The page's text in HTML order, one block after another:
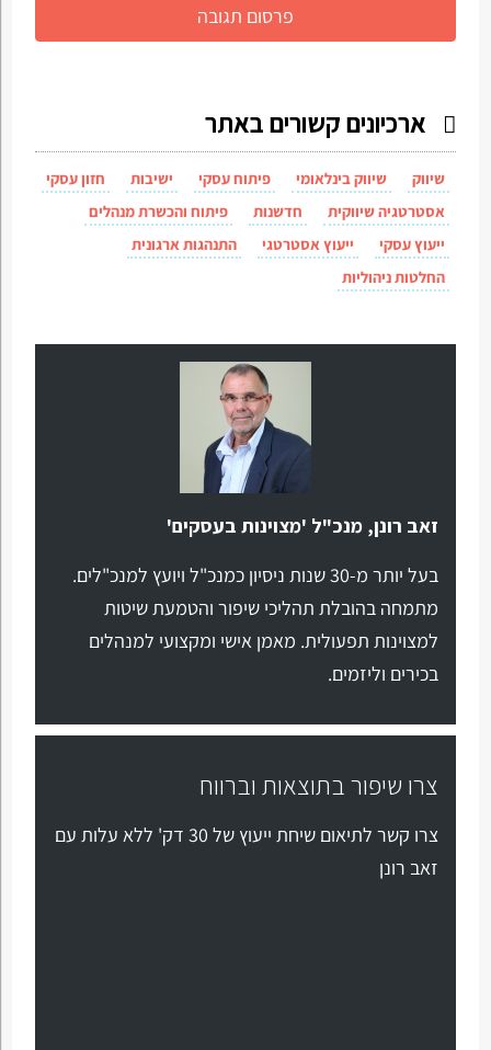
ארכיונים קשורים באתר
שיווק שיווק בינלאומי פיתוח עסקי ישיבות
חזון עסקי
אסטרטגיה שיווקית
חדשנות
פיתוח והכשרת מנהלים
ייעוץ עסקי
ייעוץ אסטרטגי
התנהגות ארגונית
החלטות ניהוליות
זאב רונן, מנכ"ל 'מצוינות בעסקים'
בעל יותר מ-30 שנות ניסיון כמנכ"ל ויועץ למנכ"לים.
מתמחה בהובלת תהליכי שיפור והטמעת שיטות
למצוינות תפעולית. מאמן אישי ומקצועי למנהלים
בכירים וליזמים.
צרו שיפור בתוצאות וברווח
צרו קשר לתיאום שיחת ייעוץ של 30 דק' ללא עלות עם
זאב רונן